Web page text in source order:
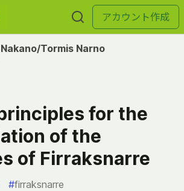
アカウント作成
Tormis Narno
for the
of the
of Firraksnarre
#firraksnarre